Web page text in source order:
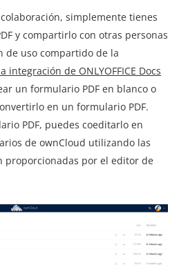
simplemente tienes
y compartirlo con otras personas
de uso compartido de la
integración de ONLYOFFICE Docs
un formulario PDF en blanco o
en un formulario PDF.
PDF, puedes coeditarlo en
de ownCloud utilizando las
proporcionadas por el editor de